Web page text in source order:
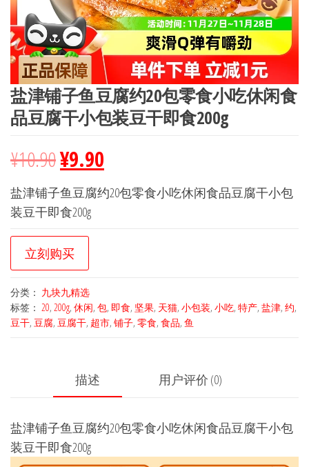
盐津铺子鱼豆腐约20包零食小吃休闲食
品豆腐干小包装豆干即食200g
¥10.90¥9.90
盐津铺子鱼豆腐约20包零食小吃休闲食品豆腐干小包
装豆干即食200g
立刻购买
分类： 九块九精选
标签： 20, 200g, 休闲, 包, 即食, 坚果, 天猫, 小包装, 小吃, 特产, 盐津, 约,
豆干, 豆腐, 豆腐干, 超市, 铺子, 零食, 食品, 鱼
描述 用户评价 (0)
盐津铺子鱼豆腐约20包零食小吃休闲食品豆腐干小包
装豆干即食200g